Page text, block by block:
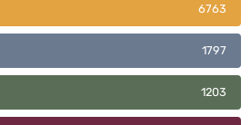
6763
1797
1203